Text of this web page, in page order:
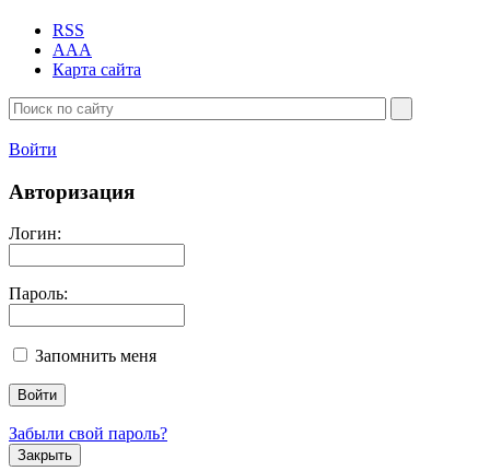
RSS
AAA
Карта сайта
Войти
Авторизация
Логин:
Пароль:
Запомнить меня
Забыли свой пароль?
Закрыть